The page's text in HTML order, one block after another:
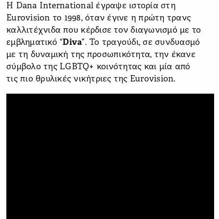
Η Dana International έγραψε ιστορία στη
Eurovision το 1998, όταν έγινε η πρώτη τρανς
καλλιτέχνιδα που κέρδισε τον διαγωνισμό με το
εμβληματικό “Diva”. Το τραγούδι, σε συνδυασμό
με τη δυναμική της προσωπικότητα, την έκανε
σύμβολο της LGBTQ+ κοινότητας και μία από
τις πιο θρυλικές νικήτριες της Eurovision.